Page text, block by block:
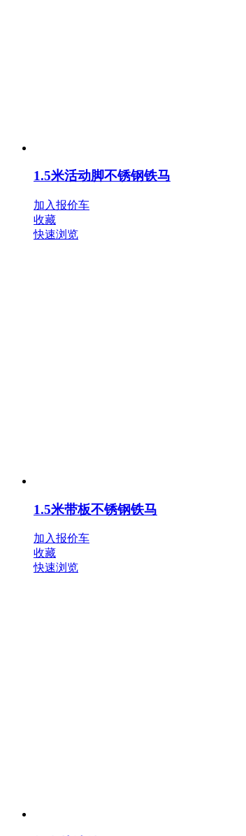
1.5米活动脚不锈钢铁马
加入报价车
收藏
快速浏览
1.5米带板不锈钢铁马
加入报价车
收藏
快速浏览